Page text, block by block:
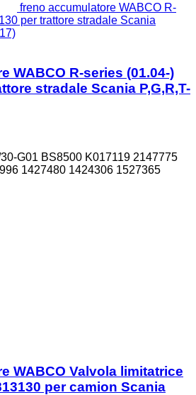
freno accumulatore WABCO R-
per trattore stradale Scania
WABCO R-series (01.04-)
stradale Scania P,G,R,T-
G01 BS8500 K017119 2147775
1427480 1424306 1527365
WABCO Valvola limitatrice
per camion Scania